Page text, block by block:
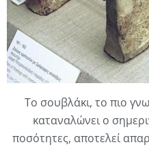
Το σουβλάκι, το πιο
καταναλώνει ο
ποσότητες, αποτελεί